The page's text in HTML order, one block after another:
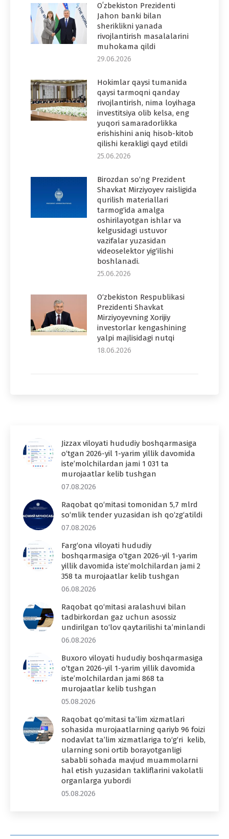
Oʻzbekiston Prezidenti
Jahon banki bilan
sheriklikni yanada
rivojlantirish masalalarini
muhokama qildi
29.06.2026
Hokimlar qaysi tumanida
qaysi tarmoqni qanday
rivojlantirish, nima loyihaga
investitsiya olib kelsa, eng
yuqori samaradorlikka
erishishini aniq hisob-kitob
qilishi kerakligi qayd etildi
25.06.2026
Birozdan so‘ng Prezident
Shavkat Mirziyoyev raisligida
qurilish materiallari
tarmog‘ida amalga
oshirilayotgan ishlar va
kelgusidagi ustuvor
vazifalar yuzasidan
videoselektor yig‘ilishi
boshlanadi.
25.06.2026
O‘zbekiston Respublikasi
Prezidenti Shavkat
Mirziyoyevning Xorijiy
investorlar kengashining
yalpi majlisidagi nutqi
18.06.2026
Jizzax viloyati hududiy boshqarmasiga
o‘tgan 2026-yil 1-yarim yillik davomida
iste’molchilardan jami 1 031 ta
murojaatlar kelib tushgan
07.08.2026
Raqobat qo‘mitasi tomonidan 5,7 mlrd
so‘mlik tender yuzasidan ish qo‘zg‘atildi
07.08.2026
Farg‘ona viloyati hududiy
boshqarmasiga o‘tgan 2026-yil 1-yarim
yillik davomida iste’molchilardan jami 2
358 ta murojaatlar kelib tushgan
06.08.2026
Raqobat qo‘mitasi aralashuvi bilan
tadbirkordan gaz uchun asossiz
undirilgan to‘lov qaytarilishi ta’minlandi
06.08.2026
Buxoro viloyati hududiy boshqarmasiga
o‘tgan 2026-yil 1-yarim yillik davomida
iste’molchilardan jami 868 ta
murojaatlar kelib tushgan
05.08.2026
Raqobat qo‘mitasi ta’lim xizmatlari
sohasida murojaatlarning qariyb 96 foizi
nodavlat ta’lim xizmatlariga to‘g‘ri kelib,
ularning soni ortib borayotganligi
sababli sohada mavjud muammolarni
hal etish yuzasidan takliflarini vakolatli
organlarga yubordi
05.08.2026